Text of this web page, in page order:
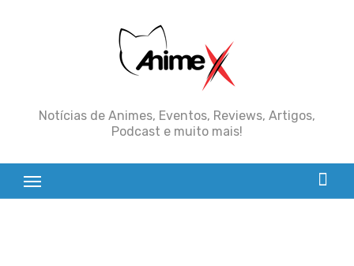
Notícias de Animes, Eventos, Reviews, Artigos,
Podcast e muito mais!